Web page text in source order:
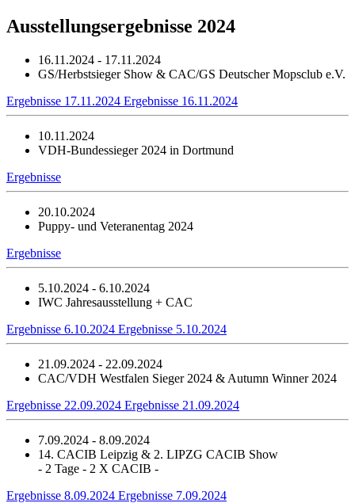
Ausstellungsergebnisse 2024
16.11.2024 - 17.11.2024
GS/Herbstsieger Show & CAC/GS Deutscher Mopsclub e.V.
Ergebnisse 17.11.2024 Ergebnisse 16.11.2024
10.11.2024
VDH-Bundessieger 2024 in Dortmund
Ergebnisse
20.10.2024
Puppy- und Veteranentag 2024
Ergebnisse
5.10.2024 - 6.10.2024
IWC Jahresausstellung + CAC
Ergebnisse 6.10.2024 Ergebnisse 5.10.2024
21.09.2024 - 22.09.2024
CAC/VDH Westfalen Sieger 2024 & Autumn Winner 2024
Ergebnisse 22.09.2024 Ergebnisse 21.09.2024
7.09.2024 - 8.09.2024
14. CACIB Leipzig & 2. LIPZG CACIB Show
- 2 Tage - 2 X CACIB -
Ergebnisse 8.09.2024 Ergebnisse 7.09.2024